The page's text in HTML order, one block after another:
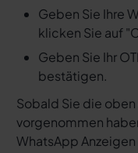
Geben Sie Ihre
klicken Sie auf
Geben Sie Ihr
bestätigen.
Sobald Sie die
vorgenommen
WhatsApp